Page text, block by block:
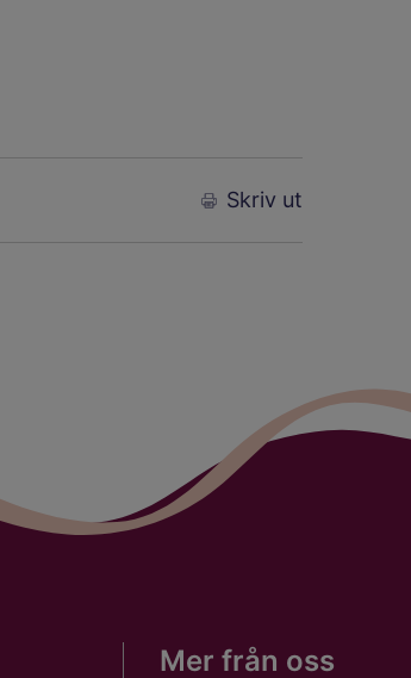
Skriv ut
Mer från oss